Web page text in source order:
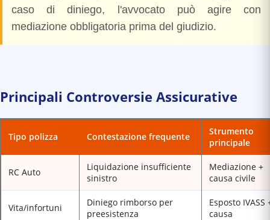
caso di diniego, l'avvocato può agire con
mediazione obbligatoria prima del giudizio.
Principali Controversie Assicurative
Tipo polizza Contestazione frequente
Strumento
principale
RC Auto
Liquidazione insufficiente
sinistro
Mediazione +
causa civile
Vita/infortuni
Diniego rimborso per
preesistenza
Esposto IVASS
causa